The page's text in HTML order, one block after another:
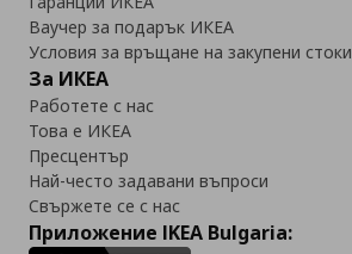
Ваучер за подарък ИКЕА
Условия за връщане на закупени стоки
За ИКЕА
Работете с нас
Това е ИКЕА
Пресцентър
Най-често задавани въпроси
Свържете се с нас
Приложение IKEA Bulgaria: